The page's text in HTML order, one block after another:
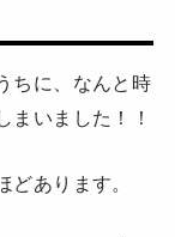
ちに、なんと時
まいました！！
あります。